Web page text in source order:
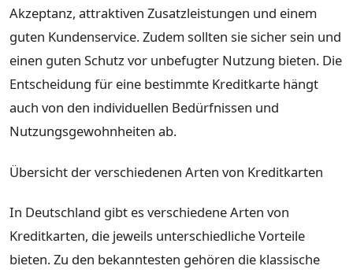
Akzeptanz, attraktiven Zusatzleistungen und einem
guten Kundenservice. Zudem sollten sie sicher sein und
einen guten Schutz vor unbefugter Nutzung bieten. Die
Entscheidung für eine bestimmte Kreditkarte hängt
auch von den individuellen Bedürfnissen und
Nutzungsgewohnheiten ab.
Übersicht der verschiedenen Arten von Kreditkarten
In Deutschland gibt es verschiedene Arten von
Kreditkarten, die jeweils unterschiedliche Vorteile
bieten. Zu den bekanntesten gehören die klassische